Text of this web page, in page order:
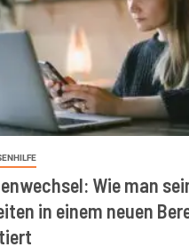
Wie man
in einem neuen